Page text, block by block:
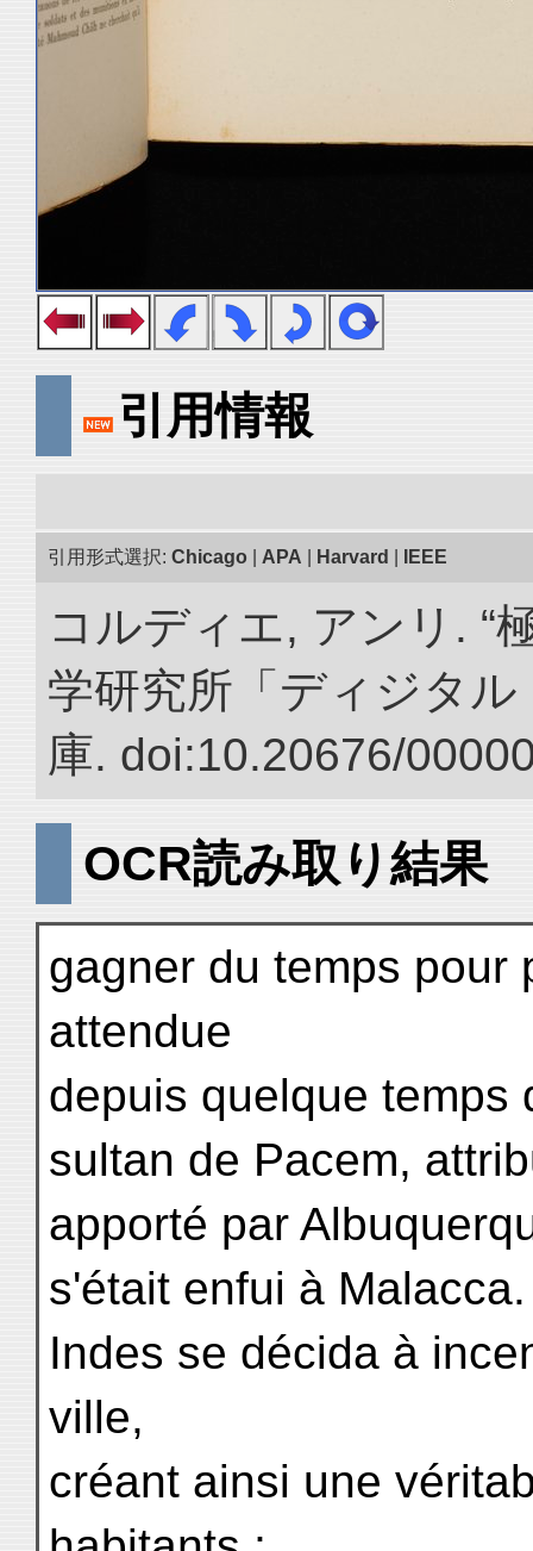
引用情報
引用形式選択: Chicago APA Harvard IEEE
コルディエ, アンリ. “
学研究所「ディジタ
庫. doi:10.20676/
OCR読み取り結果
gagner du temps pour
attendue
depuis quelque temps
sultan de Pacem,
apporté par
s'était enfui à
Indes se décida à
ville,
créant ainsi une